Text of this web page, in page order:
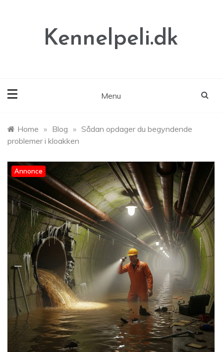
Kennelpeli.dk
Menu
Home » Blog » Sådan opdager du begyndende
problemer i kloakken
Annonce